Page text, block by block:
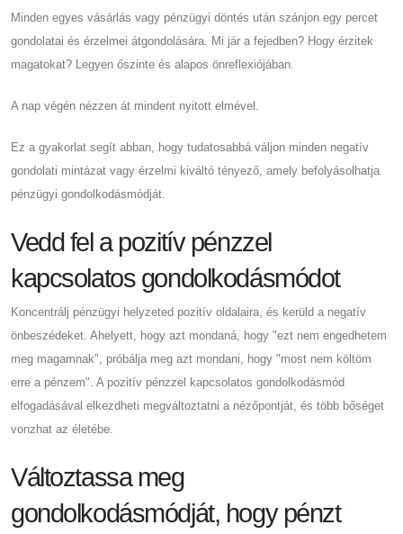
Minden egyes vásárlás vagy pénzügyi döntés után szánjon egy percet
gondolatai és érzelmei átgondolására. Mi jár a fejedben? Hogy érzitek
magatokat? Legyen őszinte és alapos önreflexiójában.
A nap végén nézzen át mindent nyitott elmével.
Ez a gyakorlat segít abban, hogy tudatosabbá váljon minden negatív
gondolati mintázat vagy érzelmi kiváltó tényező, amely befolyásolhatja
pénzügyi gondolkodásmódját.
Vedd fel a pozitív pénzzel
kapcsolatos gondolkodásmódot
Koncentrálj pénzügyi helyzeted pozitív oldalaira, és kerüld a negatív
önbeszédeket. Ahelyett, hogy azt mondaná, hogy "ezt nem engedhetem
meg magamnak", próbálja meg azt mondani, hogy "most nem költöm
erre a pénzem". A pozitív pénzzel kapcsolatos gondolkodásmód
elfogadásával elkezdheti megváltoztatni a nézőpontját, és több bőséget
vonzhat az életébe.
Változtassa meg
gondolkodásmódját, hogy pénzt